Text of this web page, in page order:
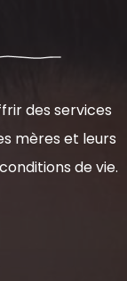
des services
mères et leurs
de vie.